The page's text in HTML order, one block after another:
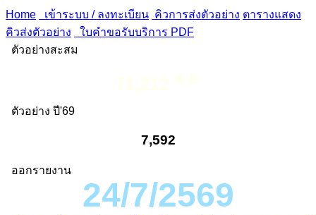
Home เข้าระบบ / ลงทะเบียน คิวการส่งตัวอย่าง ตารางแสดง
คิวส่งตัวอย่าง
ใบคำขอรับบริการ PDF
ตัวอย่างสะสม
ตัวอย่าง ปี'69
7,592
ออกรายงาน
24/7/2569